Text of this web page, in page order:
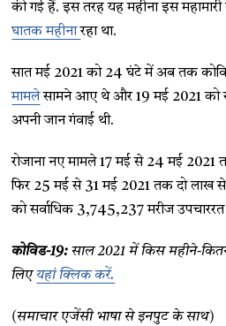
की गई हैं. इस तरह यह महीना इस
घातक महीनारहा था.
सात मई 2021 को 24 घंटे में अब तक
मामलेसामने आए थे और 19 मई 2021 को
अपनी जान गंवाई थी.
रोजाना नए मामले 17 मई से 24 मई
फिर 25 मई से 31 मई 2021 तक दो लाख
को सर्वाधिक 3,745,237 मरीज
कोविड-19: साल 2021 में किस महीने-
लिएयहां क्लिक करें.
(समाचार एजेंसी भाषा से इनपुट के साथ)